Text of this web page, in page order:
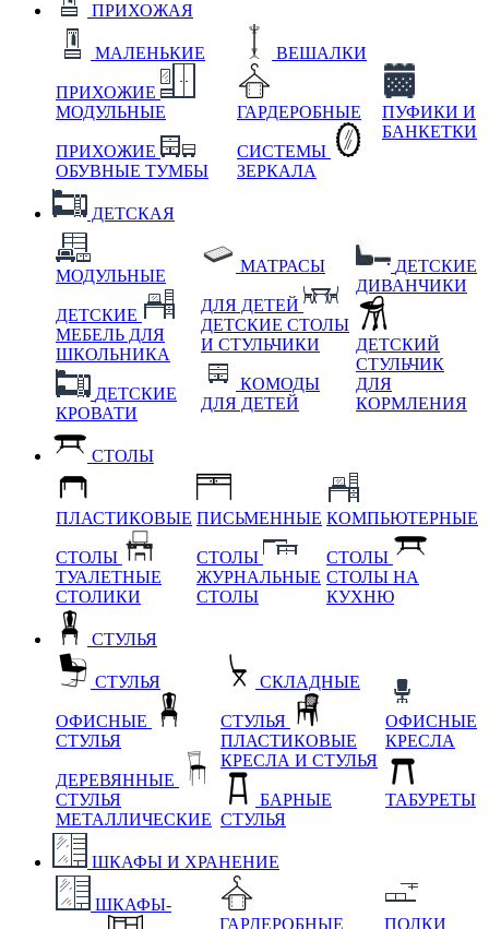
ПРИХОЖАЯ
МАЛЕНЬКИЕ
ПРИХОЖИЕ
МОДУЛЬНЫЕ
ПРИХОЖИЕ
ОБУВНЫЕ ТУМБЫ
ВЕШАЛКИ
ГАРДЕРОБНЫЕ
СИСТЕМЫ
ЗЕРКАЛА
ПУФИКИ И
БАНКЕТКИ
ДЕТСКАЯ
МОДУЛЬНЫЕ
ДЕТСКИЕ
МЕБЕЛЬ ДЛЯ
ШКОЛЬНИКА
ДЕТСКИЕ
КРОВАТИ
МАТРАСЫ
ДЛЯ ДЕТЕЙ
ДЕТСКИЕ СТОЛЫ
И СТУЛЬЧИКИ
КОМОДЫ
ДЛЯ ДЕТЕЙ
ДЕТСКИЕ
ДИВАНЧИКИ
ДЕТСКИЙ
СТУЛЬЧИК
ДЛЯ
КОРМЛЕНИЯ
СТОЛЫ
ПЛАСТИКОВЫЕ
СТОЛЫ
ТУАЛЕТНЫЕ
СТОЛИКИ
ПИСЬМЕННЫЕ
СТОЛЫ
ЖУРНАЛЬНЫЕ
СТОЛЫ
КОМПЬЮТЕРНЫЕ
СТОЛЫ
СТОЛЫ НА
КУХНЮ
СТУЛЬЯ
СТУЛЬЯ
ОФИСНЫЕ
СТУЛЬЯ
ДЕРЕВЯННЫЕ
СТУЛЬЯ
МЕТАЛЛИЧЕСКИЕ
СКЛАДНЫЕ
СТУЛЬЯ
ПЛАСТИКОВЫЕ
КРЕСЛА И СТУЛЬЯ
БАРНЫЕ
СТУЛЬЯ
ОФИСНЫЕ
КРЕСЛА
ТАБУРЕТЫ
ШКАФЫ И ХРАНЕНИЕ
ШКАФЫ-
ГАРДЕРОБНЫЕ
ПОЛКИ